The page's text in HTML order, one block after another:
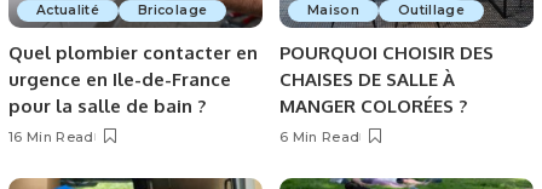
Actualité Bricolage
Quel plombier contacter en
urgence en Ile-de-France
pour la salle de bain ?
16 Min Read
Maison
Outillage
POURQUOI CHOISIR DES
CHAISES DE SALLE À
MANGER COLORÉES ?
6 Min Read